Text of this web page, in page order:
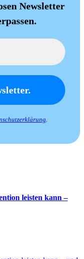
Newsletter
.
leisten kann –